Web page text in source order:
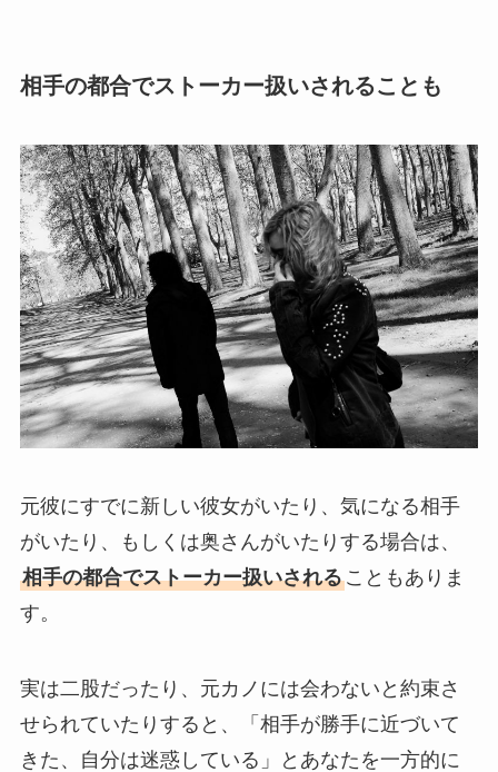
相手の都合でストーカー扱いされることも
元彼にすでに新しい彼女がいたり、気になる相手
がいたり、もしくは奥さんがいたりする場合は、
相手の都合でストーカー扱いされることもありま
す。
実は二股だったり、元カノには会わないと約束さ
せられていたりすると、「相手が勝手に近づいて
きた、自分は迷惑している」とあなたを一方的に